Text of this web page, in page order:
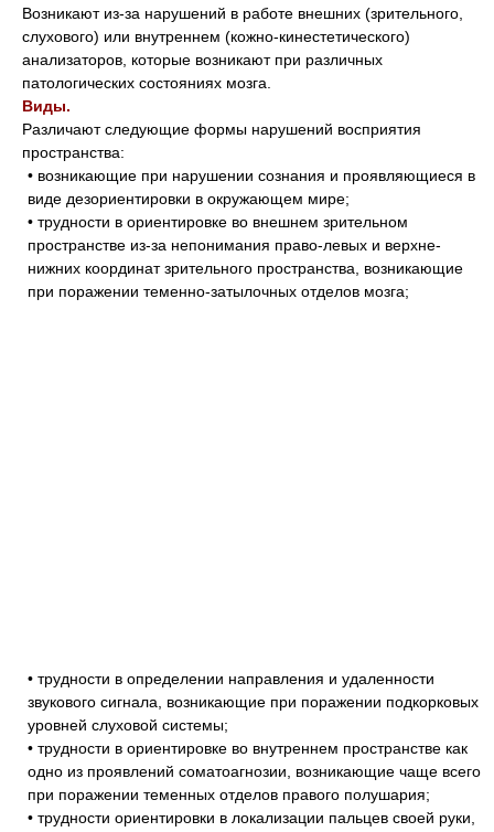
Возникают из-за нарушений в работе внешних (зрительного,
слухового) или внутреннем (кожно-кинестетического)
анализаторов, которые возникают при различных
патологических состояниях мозга.
Виды.
Различают следующие формы нарушений восприятия
пространства:
• возникающие при нарушении сознания и проявляющиеся в
виде дезориентировки в окружающем мире;
• трудности в ориентировке во внешнем зрительном
пространстве из-за непонимания право-левых и верхне-
нижних координат зрительного пространства, возникающие
при поражении теменно-затылочных отделов мозга;
• трудности в определении направления и удаленности
звукового сигнала, возникающие при поражении подкорковых
уровней слуховой системы;
• трудности в ориентировке во внутреннем пространстве как
одно из проявлений соматоагнозии, возникающие чаще всего
при поражении теменных отделов правого полушария;
• трудности ориентировки в локализации пальцев своей руки,